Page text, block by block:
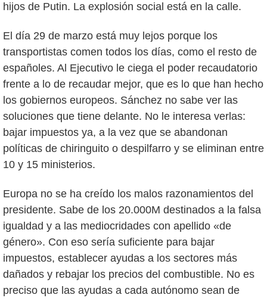
hijos de Putin. La explosión social está en la calle.
El día 29 de marzo está muy lejos porque los
transportistas comen todos los días, como el resto de
españoles. Al Ejecutivo le ciega el poder recaudatorio
frente a lo de recaudar mejor, que es lo que han hecho
los gobiernos europeos. Sánchez no sabe ver las
soluciones que tiene delante. No le interesa verlas:
bajar impuestos ya, a la vez que se abandonan
políticas de chiringuito o despilfarro y se eliminan entre
10 y 15 ministerios.
Europa no se ha creído los malos razonamientos del
presidente. Sabe de los 20.000M destinados a la falsa
igualdad y a las mediocridades con apellido «de
género». Con eso sería suficiente para bajar
impuestos, establecer ayudas a los sectores más
dañados y rebajar los precios del combustible. No es
preciso que las ayudas a cada autónomo sean de